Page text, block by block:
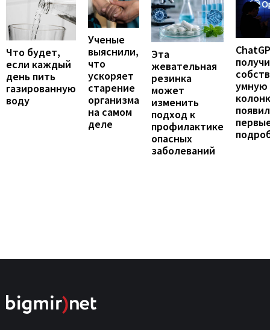
Что будет,
если каждый
день пить
газированную
воду
Ученые
выяснили,
что
ускоряет
старение
организма
на самом
деле
Эта
жевательная
резинка
может
изменить
подход к
профилактике
опасных
заболеваний
умную